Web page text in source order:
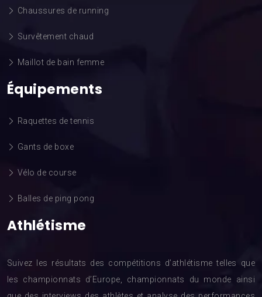
Chaussures de running
Survêtement chaud
Maillot de bain femme
Équipements
Raquettes de tennis
Gants de boxe
Vélo de course
Balles de ping pong
Athlétisme
Suivez les résultats des compétitions d’athlétisme telles que
les championnats d’Europe, championnats du monde ainsi